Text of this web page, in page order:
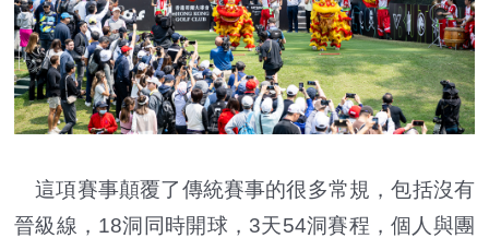
這項賽事顛覆了傳統賽事的很多常規，包括沒有
晉級線，18洞同時開球，3天54洞賽程，個人與團